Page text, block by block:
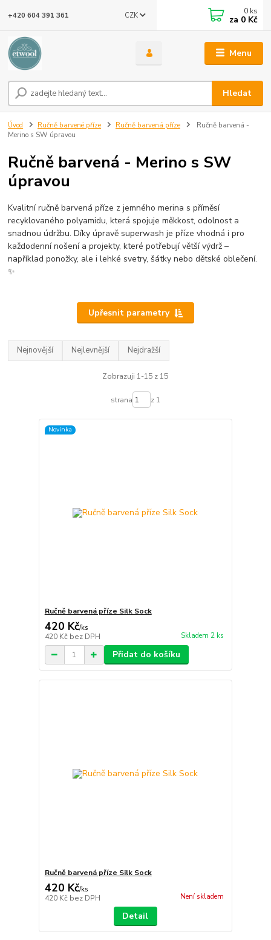
Menu
CZK
Hledat
+420 604 391 361 0 ks
za 0 Kč
Úvod Ručně barvené příze Ručně barvená příze
Ručně barvená -
Merino s SW úpravou
Ručně barvená - Merino s SW
úpravou
Kvalitní ručně barvená příze z jemného merina s příměsí
recyklovaného polyamidu, která spojuje měkkost, odolnost a
snadnou údržbu. Díky úpravě superwash je příze vhodná i pro
každodenní nošení a projekty, které potřebují větší výdrž –
například ponožky, ale i lehké svetry, šátky nebo dětské oblečení.
✨
Upřesnit parametry
Nejnovější Nejlevnější Nejdražší
Zobrazuji 1-15 z 15
strana z 1
Novinka
Ručně barvená příze Silk Sock
420 Kč/ks
420 Kč bez DPH Skladem 2 ks
Přidat do košíku
Ručně barvená příze Silk Sock
420 Kč/ks
420 Kč bez DPH Není skladem
Detail